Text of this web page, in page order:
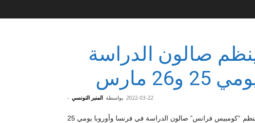
صالون الدراسة
مارس
بواسطة المنبر التونسي - 2022-03-22
من المنتظر أن ينظم “كومبيس فرانس” صالون الدراسة في فرنسا وأوروبا يومي 25